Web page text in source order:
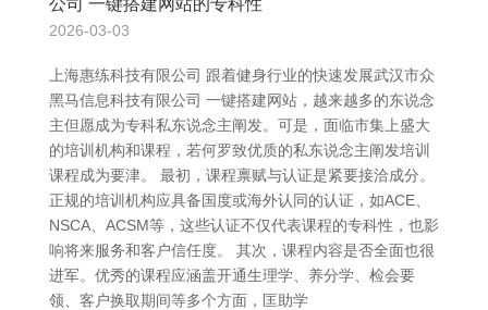
公司 一键搭建网站的专科性
2026-03-03
上海惠练科技有限公司 跟着健身行业的快速发展武汉市众
黑马信息科技有限公司 一键搭建网站，越来越多的东说念
主但愿成为专科私东说念主阐发。可是，面临市集上盛大
的培训机构和课程，若何罗致优质的私东说念主阐发培训
课程成为要津。 最初，课程禀赋与认证是紧要接洽成分。
正规的培训机构应具备国度或海外认同的认证，如ACE、
NSCA、ACSM等，这些认证不仅代表课程的专科性，也影
响将来服务和客户信任度。 其次，课程内容是否全面也很
进军。优秀的课程应涵盖开通生理学、养分学、检会要
领、客户换取期间等多个方面，匡助学